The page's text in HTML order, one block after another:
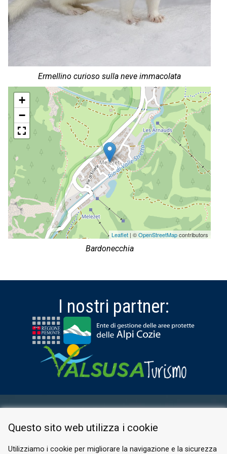
Ermellino curioso sulla neve immacolata
+
−
Leaflet | ©OpenStreetMapcontributors
Bardonecchia
I nostri partner:
PRIVACY POLICY
Questo sito web utilizza i cookie
Utilizziamo i cookie per migliorare la navigazione e la sicurezza